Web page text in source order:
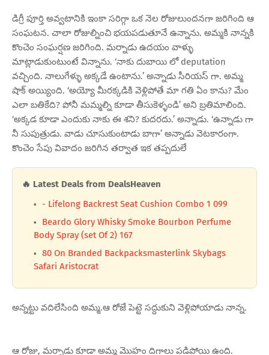
డిగ్రీ పూర్తి అవ్వటానికి ఇంకా సరిగ్గా ఒక నెల రోజులుందనగా జరిగింది ఆ
సంఘటన. చాలా రోజుల్నించి భయపడుతూనే ఉన్నాను. అమ్మకి నాన్నకి
కొంచెం సంఘర్షణ జరిగింది. మర్నాడు ఉదయం వాళ్ళు
మాట్లాడుకుంటుంటే విన్నాను. ‘నాకు దుబాయి లో deputation
వచ్చింది. నాలుగేళ్ళు అక్కడే ఉంటాను.’ అన్నాడు సీరియస్ గా. అమ్మ
షాక్ అయ్యింది. ‘అయ్యో మీరక్కడికి వెళ్లిపోతే మా గతి ఏం కాను? మేం
ఎలా బతికేది? పోనీ మమ్మల్ని కూడా తీసుకెళ్ళండి’ అని బ్రతిమాలింది.
‘అక్కడ కూడా ఎందుకు నాకు ఈ శని? కుదరదు.’ అన్నాడు. ‘ఉన్నాడు గా
నీ సుపుత్రుడు. వాడు చూసుకుంటాడు బాగా’ అన్నాడు వెటకారంగా.
కొంచెం సేపు వివాదం జరిగిన తర్వాత ఇక తప్పదులే
🔥 Latest Deals from DealsHeaven
- Lifelong Backrest Seat Cushion Combo 1 099
Beardo Glory Whisky Smoke Bourbon Perfume
Body Spray (set Of 2) 167
80 On Branded Backpacksmasterlink Skybags
Safari Aristocrat
అన్నట్టు వదిలేసింది అమ్మ.ఆ రోజే పెట్టె సద్దుకుని వెళ్లిపోయాడు నాన్న.
ఆ రోజు, మర్నాడు కూడా అమ్మ మొహం దిగాలు పడిపోయి ఉంది.